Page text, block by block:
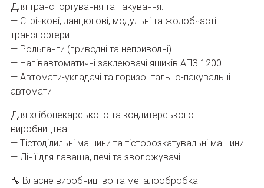
Для транспортування та пакування:
— Стрічкові, ланцюгові, модульні та жолобчасті
транспортери
— Рольганги (приводні та неприводні)
— Напівавтоматичні заклеювачі ящиків АПЗ 1200
— Автомати-укладачі та горизонтально-пакувальні
автомати
Для хлібопекарського та кондитерського
виробництва:
— Тістоділильні машини та тісторозкатувальні машини
— Лінії для лаваша, печі та зволожувачі
🔧 Власне виробництво та металообробка